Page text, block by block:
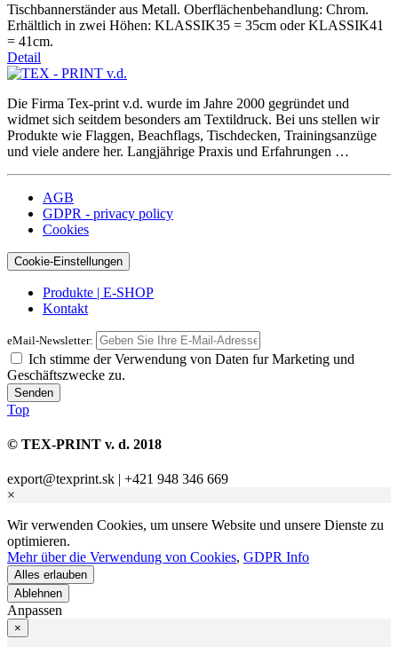
Tischbannerständer aus Metall. Oberflächenbehandlung: Chrom.
Erhältlich in zwei Höhen: KLASSIK35 = 35cm oder KLASSIK41
= 41cm.
Detail
Die Firma Tex-print v.d. wurde im Jahre 2000 gegründet und
widmet sich seitdem besonders am Textildruck. Bei uns stellen wir
Produkte wie Flaggen, Beachflags, Tischdecken, Trainingsanzüge
und viele andere her. Langjährige Praxis und Erfahrungen …
AGB
GDPR - privacy policy
Cookies
Cookie-Einstellungen
Produkte | E-SHOP
Kontakt
eMail-Newsletter:
Ich stimme der Verwendung von Daten fur Marketing und
Geschäftszwecke zu.
Top
© TEX-PRINT v. d. 2018
export@texprint.sk | +421 948 346 669
×
Wir verwenden Cookies, um unsere Website und unsere Dienste zu
optimieren.
Mehr über die Verwendung von Cookies, GDPR Info
Anpassen
×